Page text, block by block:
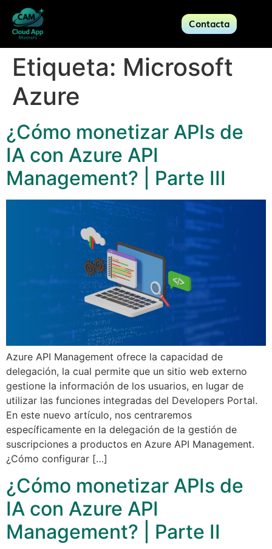
Contacta
Etiqueta: Microsoft
Azure
¿Cómo monetizar APIs de
IA con Azure API
Management? | Parte III
Azure API Management ofrece la capacidad de
delegación, la cual permite que un sitio web externo
gestione la información de los usuarios, en lugar de
utilizar las funciones integradas del Developers Portal.
En este nuevo artículo, nos centraremos
específicamente en la delegación de la gestión de
suscripciones a productos en Azure API Management.
¿Cómo configurar […]
¿Cómo monetizar APIs de
IA con Azure API
Management? | Parte II